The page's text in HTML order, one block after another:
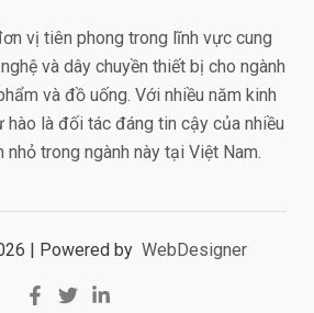
vị tiên phong trong lĩnh vực cung
và dây chuyền thiết bị cho ngành
và đồ uống. Với nhiều năm kinh
hào là đối tác đáng tin cậy của nhiều
nhỏ trong ngành này tại Việt Nam.
| Powered by WebDesigner